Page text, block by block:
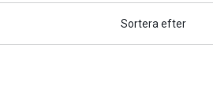
Sortera efter